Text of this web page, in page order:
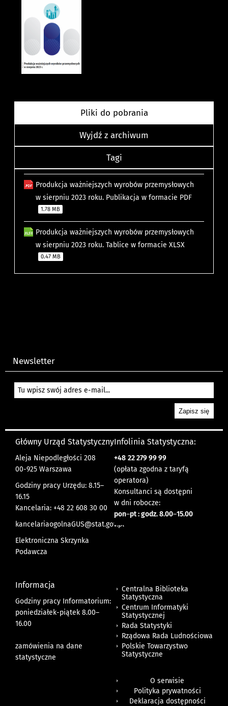
Pliki do pobrania
Wyjdź z archiwum
Tagi
Produkcja ważniejszych wyrobów przemysłowych
w sierpniu 2023 roku. Publikacja w formacie PDF
1.78 MB
Produkcja ważniejszych wyrobów przemysłowych
w sierpniu 2023 roku. Tablice w formacie XLSX
0.47 MB
Newsletter
Główny Urząd Statystyczny
Aleja Niepodległości 208
00-925 Warszawa
Godziny pracy Urzędu: 8.15–
16.15
Kancelaria: +48 22 608 30 00
kancelariaogolnaGUS@stat.gov.pl
Elektroniczna Skrzynka
Podawcza
Infolinia Statystyczna:
+48 22 279 99 99
(opłata zgodna z taryfą
operatora)
Konsultanci są dostępni
w dni robocze:
pon–pt : godz. 8.00–15.00
Informacja
Godziny pracy Informatorium:
poniedziałek-piątek 8.00–
16.00
zamówienia na dane
statystyczne
Centralna Biblioteka
Statystyczna
Centrum Informatyki
Statystycznej
Rada Statystyki
Rządowa Rada Ludnościowa
Polskie Towarzystwo
Statystyczne
O serwisie
Polityka prywatności
Deklaracja dostępności